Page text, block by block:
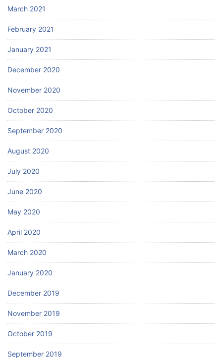
March 2021
February 2021
January 2021
December 2020
November 2020
October 2020
September 2020
August 2020
July 2020
June 2020
May 2020
April 2020
March 2020
January 2020
December 2019
November 2019
October 2019
September 2019